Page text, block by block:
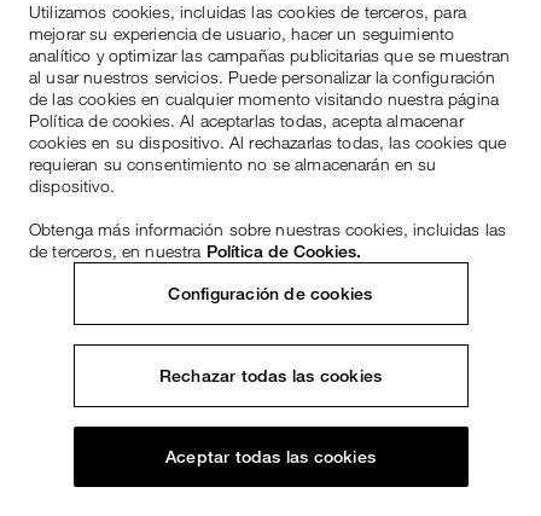
Utilizamos cookies, incluidas las cookies de terceros, para
mejorar su experiencia de usuario, hacer un seguimiento
analítico y optimizar las campañas publicitarias que se muestran
al usar nuestros servicios. Puede personalizar la configuración
de las cookies en cualquier momento visitando nuestra página
Política de cookies. Al aceptarlas todas, acepta almacenar
cookies en su dispositivo. Al rechazarlas todas, las cookies que
requieran su consentimiento no se almacenarán en su
dispositivo.
Obtenga más información sobre nuestras cookies, incluidas las
de terceros, en nuestra Política de Cookies.
Configuración de cookies
Rechazar todas las cookies
Aceptar todas las cookies